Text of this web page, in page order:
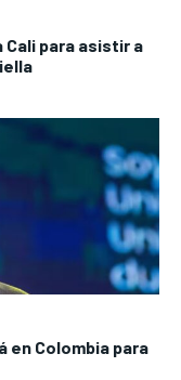
para asistir a
en Colombia para